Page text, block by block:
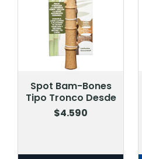
WONDER DOG
Pelota Estilo Tenis
Diseño Futbol